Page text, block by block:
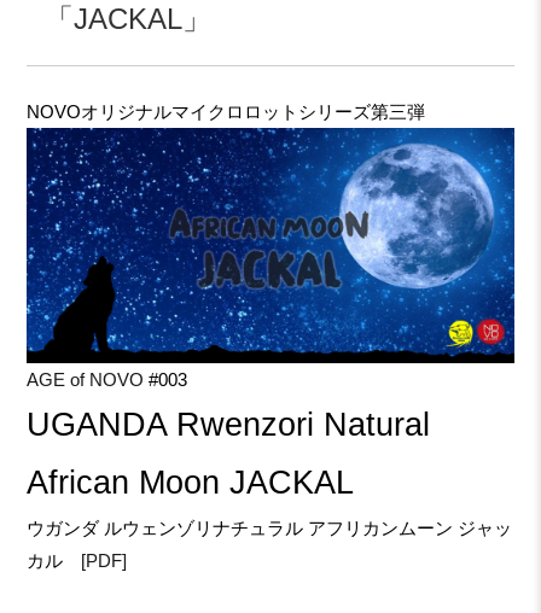
「JACKAL」
NOVOオリジナルマイクロロットシリーズ第三弾
AGE of NOVO #003
UGANDA Rwenzori Natural
African Moon JACKAL
ウガンダ ルウェンゾリナチュラル アフリカンムーン ジャッ
カル [PDF]